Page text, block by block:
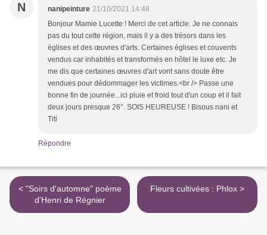
N nanipeinture 21/10/2021 14:48
Bonjour Mamie Lucette ! Merci de cet article. Je ne connais
pas du tout cette région, mais il y a des trésors dans les
églises et des œuvres d'arts. Certaines églises et couvents
vendus car inhabités et transformés en hôtel le luxe etc. Je
me dis que certaines œuvres d'art vont sans doute être
vendues pour dédommager les victimes.<br /> Passe une
bonne fin de journée...ici pluie et froid tout d'un coup et il fait
deux jours presque 26°. SOIS HEUREUSE ! Bisous nani et
Titi
Répondre
< "Soirs d'automne" poème
d'Henri de Régnier
Fleurs cultivées : Phlox >